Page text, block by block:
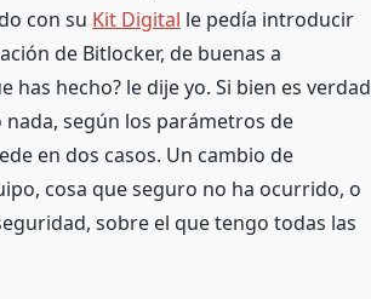
con su Kit Digital le pedía introducir
de Bitlocker, de buenas a
has hecho? le dije yo. Si bien es verdad
nada, según los parámetros de
en dos casos. Un cambio de
cosa que seguro no ha ocurrido, o
sobre el que tengo todas las